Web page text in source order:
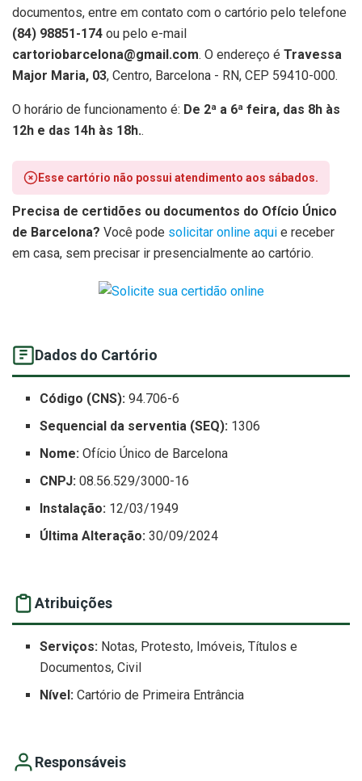
documentos, entre em contato com o cartório pelo telefone
(84) 98851-174 ou pelo e-mail
cartoriobarcelona@gmail.com. O endereço é Travessa
Major Maria, 03, Centro, Barcelona - RN, CEP 59410-000.
O horário de funcionamento é: De 2ª a 6ª feira, das 8h às
12h e das 14h às 18h..
Esse cartório não possui atendimento aos sábados.
Precisa de certidões ou documentos do Ofício Único
de Barcelona? Você pode solicitar online aqui e receber
em casa, sem precisar ir presencialmente ao cartório.
Dados do Cartório
Código (CNS): 94.706-6
Sequencial da serventia (SEQ): 1306
Nome: Ofício Único de Barcelona
CNPJ: 08.56.529/3000-16
Instalação: 12/03/1949
Última Alteração: 30/09/2024
Atribuições
Serviços: Notas, Protesto, Imóveis, Títulos e
Documentos, Civil
Nível: Cartório de Primeira Entrância
Responsáveis